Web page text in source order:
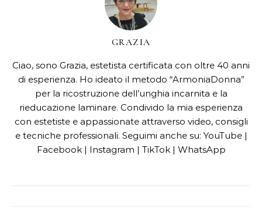
GRAZIA
Ciao, sono Grazia, estetista certificata con oltre 40 anni
di esperienza. Ho ideato il metodo “ArmoniaDonna”
per la ricostruzione dell’unghia incarnita e la
rieducazione laminare. Condivido la mia esperienza
con estetiste e appassionate attraverso video, consigli
e tecniche professionali. Seguimi anche su: YouTube |
Facebook | Instagram | TikTok | WhatsApp